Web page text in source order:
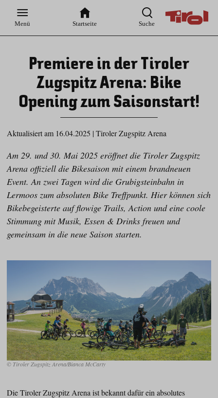
Hauptnavigation
Inhaltsbereich
Menü Startseite Suche
Premiere in der Tiroler
Zugspitz Arena: Bike
Opening zum Saisonstart!
Aktualisiert am 16.04.2025 | Tiroler Zugspitz Arena
Am 29. und 30. Mai 2025 eröffnet die Tiroler Zugspitz
Arena offiziell die Bikesaison mit einem brandneuen
Event. An zwei Tagen wird die Grubigsteinbahn in
Lermoos zum absoluten Bike Treffpunkt. Hier können sich
Bikebegeisterte auf flowige Trails, Action und eine coole
Stimmung mit Musik, Essen & Drinks freuen und
gemeinsam in die neue Saison starten.
© Tiroler Zugspitz Arena/Bianca McCarty
Die Tiroler Zugspitz Arena ist bekannt dafür ein absolutes